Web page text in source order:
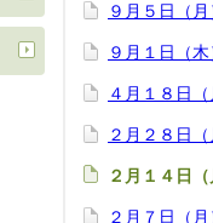
９月５日（
９月１日（
４月１８日
２月２８日
２月１４日
２月７日（